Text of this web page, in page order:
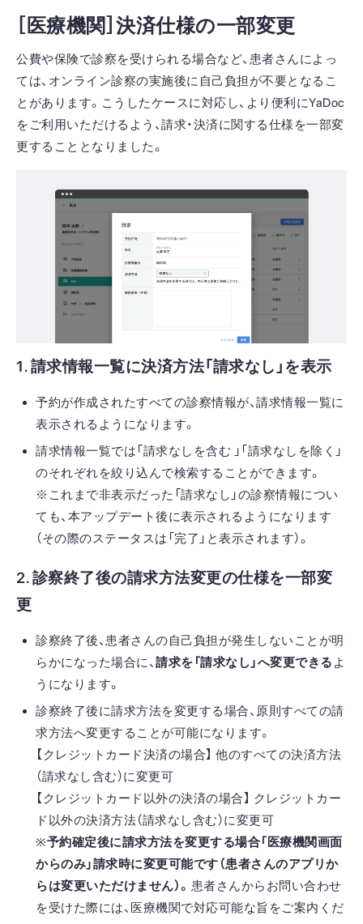
［医療機関］決済仕様の一部変更
公費や保険で診察を受けられる場合など、患者さんによっ
ては、オンライン診察の実施後に自己負担が不要となるこ
とがあります。こうしたケースに対応し、より便利にYaDoc
をご利用いただけるよう、請求・決済に関する仕様を一部変
更することとなりました。
1. 請求情報一覧に決済方法「請求なし」を表示
予約が作成されたすべての診察情報が、請求情報一覧に
表示されるようになります。
請求情報一覧では「請求なしを含む 」「請求なしを除く」
のそれぞれを絞り込んで検索することができます。
※これまで非表示だった「請求なし」の診察情報につい
ても、本アップデート後に表示されるようになります
（その際のステータスは「完了」と表示されます）。
2. 診察終了後の請求方法変更の仕様を一部変
更
診察終了後、患者さんの自己負担が発生しないことが明
らかになった場合に、請求を「請求なし」へ変更できる よ
うになります。
診察終了後に請求方法を変更する場合、原則すべての請
求方法へ変更することが可能になります。
【クレジットカード決済の場合】 他のすべての決済方法
（請求なし含む）に変更可
【クレジットカード以外の決済の場合】 クレジットカー
ド以外の決済方法（請求なし含む）に変更可
※予約確定後に請求方法を変更する場合「医療機関画面
からのみ」請求時に変更可能です（患者さんのアプリか
らは変更いただけません）。 患者さんからお問い合わせ
を受けた際には、医療機関で対応可能な旨をご案内くだ